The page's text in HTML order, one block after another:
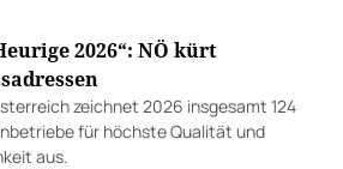
2026“: NÖ kürt
zeichnet 2026 insgesamt 124
für höchste Qualität und
aus.